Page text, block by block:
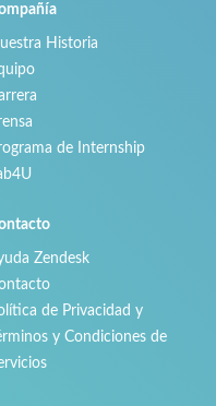
Historia
de Internship
Zendesk
de Privacidad y
y Condiciones de